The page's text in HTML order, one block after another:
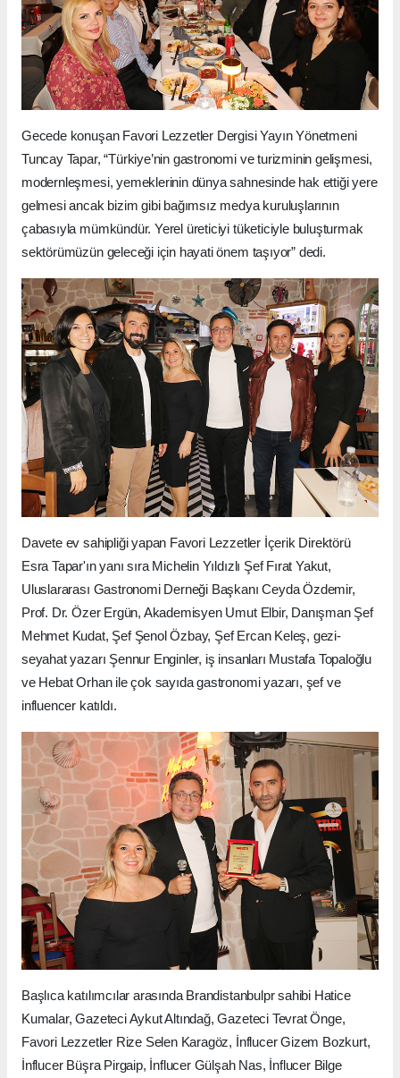
Gecede konuşan Favori Lezzetler Dergisi Yayın Yönetmeni
Tuncay Tapar, “Türkiye’nin gastronomi ve turizminin gelişmesi,
modernleşmesi, yemeklerinin dünya sahnesinde hak ettiği yere
gelmesi ancak bizim gibi bağımsız medya kuruluşlarının
çabasıyla mümkündür. Yerel üreticiyi tüketiciyle buluşturmak
sektörümüzün geleceği için hayati önem taşıyor” dedi.
Davete ev sahipliği yapan Favori Lezzetler İçerik Direktörü
Esra Tapar'ın yanı sıra Michelin Yıldızlı Şef Fırat Yakut,
Uluslararası Gastronomi Derneği Başkanı Ceyda Özdemir,
Prof. Dr. Özer Ergün, Akademisyen Umut Elbir, Danışman Şef
Mehmet Kudat, Şef Şenol Özbay, Şef Ercan Keleş, gezi-
seyahat yazarı Şennur Enginler, iş insanları Mustafa Topaloğlu
ve Hebat Orhan ile çok sayıda gastronomi yazarı, şef ve
influencer katıldı.
Başlıca katılımcılar arasında Brandistanbulpr sahibi Hatice
Kumalar, Gazeteci Aykut Altındağ, Gazeteci Tevrat Önge,
Favori Lezzetler Rize Selen Karagöz, İnflucer Gizem Bozkurt,
İnflucer Büşra Pirgaip, İnflucer Gülşah Nas, İnflucer Bilge